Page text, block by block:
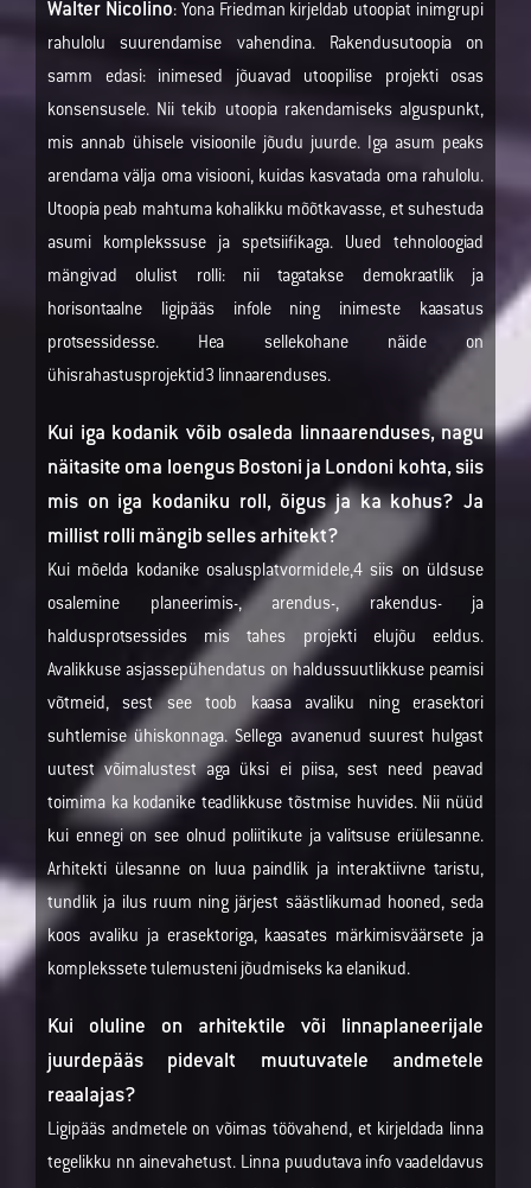
Walter Nicolino: Yona Friedman kirjeldab utoopiat inimgrupi
rahulolu suurendamise vahendina. Rakendusutoopia on
samm edasi: inimesed jõuavad utoopilise projekti osas
konsensusele. Nii tekib utoopia rakendamiseks alguspunkt,
mis annab ühisele visioonile jõudu juurde. Iga asum peaks
arendama välja oma visiooni, kuidas kasvatada oma rahulolu.
Utoopia peab mahtuma kohalikku mõõtkavasse, et suhestuda
asumi komplekssuse ja spetsiifikaga. Uued tehnoloogiad
mängivad olulist rolli: nii tagatakse demokraatlik ja
horisontaalne ligipääs infole ning inimeste kaasatus
protsessidesse. Hea sellekohane näide on
ühisrahastusprojektid3 linnaarenduses.
Kui iga kodanik võib osaleda linnaarenduses, nagu
näitasite oma loengus Bostoni ja Londoni kohta, siis
mis on iga kodaniku roll, õigus ja ka kohus? Ja
millist rolli mängib selles arhitekt?
Kui mõelda kodanike osalusplatvormidele,4 siis on üldsuse
osalemine planeerimis-, arendus-, rakendus- ja
haldusprotsessides mis tahes projekti elujõu eeldus.
Avalikkuse asjassepühendatus on haldussuutlikkuse peamisi
võtmeid, sest see toob kaasa avaliku ning erasektori
suhtlemise ühiskonnaga. Sellega avanenud suurest hulgast
uutest võimalustest aga üksi ei piisa, sest need peavad
toimima ka kodanike teadlikkuse tõstmise huvides. Nii nüüd
kui ennegi on see olnud poliitikute ja valitsuse eriülesanne.
Arhitekti ülesanne on luua paindlik ja interaktiivne taristu,
tundlik ja ilus ruum ning järjest säästlikumad hooned, seda
koos avaliku ja erasektoriga, kaasates märkimisväärsete ja
komplekssete tulemusteni jõudmiseks ka elanikud.
Kui oluline on arhitektile või linnaplaneerijale
juurdepääs pidevalt muutuvatele andmetele
reaalajas?
Ligipääs andmetele on võimas töövahend, et kirjeldada linna
tegelikku nn ainevahetust. Linna puudutava info vaadeldavus